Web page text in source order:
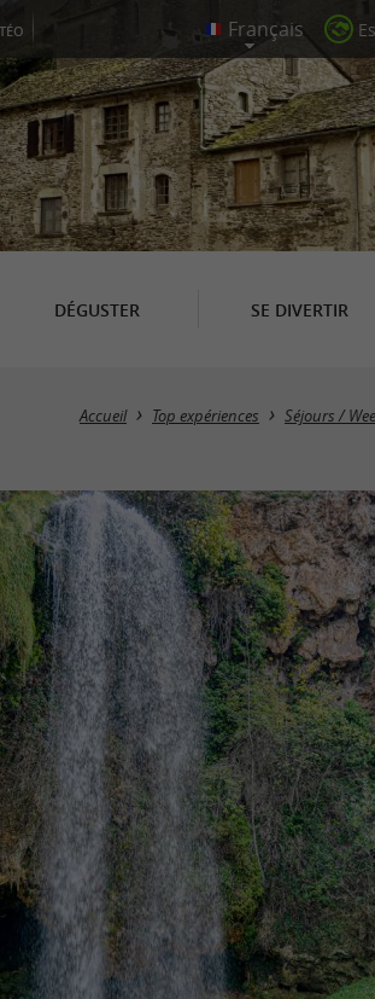
DÉGUSTER SE DIVERTIR
Accueil Top expériences Séjours /